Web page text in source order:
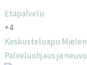
Etäpalvelu
+4
Keskusteluapu
Palveluohjaus ja